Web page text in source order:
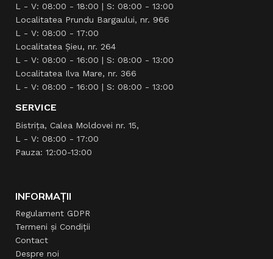
L - V: 08:00 - 18:00 | S: 08:00 - 13:00
Localitatea Prundu Bargaului, nr. 966
L - V: 08:00 - 17:00
Localitatea Şieu, nr. 264
L - V: 08:00 - 16:00 | S: 08:00 - 13:00
Localitatea Ilva Mare, nr. 366
L - V: 08:00 - 16:00 | S: 08:00 - 13:00
SERVICE
Bistrița, Calea Moldovei nr. 15,
L - V: 08:00 - 17:00
Pauza: 12:00-13:00
INFORMAȚII
Regulament GDPR
Termeni și Condiții
Contact
Despre noi